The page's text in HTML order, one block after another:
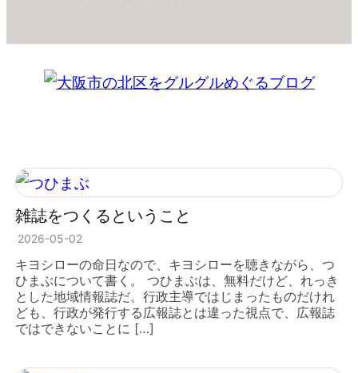
雑誌をつくるということ
2026-05-02
キヨシローの命日なので、キヨシローを聴きながら、つ
ひまぶについて書く。 つひまぶは、無料だけど、れっき
とした地域情報誌だ。行政主導ではじまったものだけれ
ども、行政が発行する広報誌とは違った視点で、広報誌
ではできないことに […]